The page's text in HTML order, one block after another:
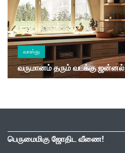
வாஸ்து
வருமானம் தரும் வடக்கு ஜன்னல்
பெருமைமிகு ஜோதிட வீணை!